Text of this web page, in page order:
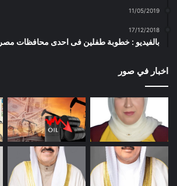
11/05/2019
17/12/2018
بالفيديو : خطوبة طفلين فى احدى محافظات مصر
اخبار في صور